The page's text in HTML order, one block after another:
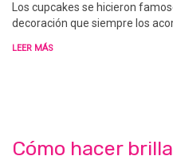
Los cupcakes se hicieron
decoración que siempre los
LEER MÁS
Cómo hacer